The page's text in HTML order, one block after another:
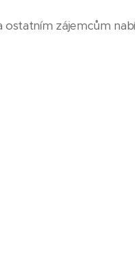
ostatním zájemcům